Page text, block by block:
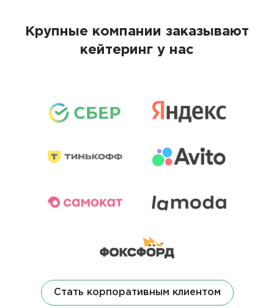
Крупные компании заказывают
кейтеринг у нас
Стать корпоративным клиентом